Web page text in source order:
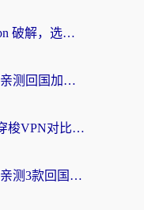
海外党避坑指南：告别pc vpn 破解，选对回国加速器轻松访问国内资源
穿梭和海龟哪个好？海外党亲测回国加速器，附电脑免费VPN推荐
Quickback VPN好用吗？和穿梭VPN对比哪个回国效果更好？海外党必看的真实测评与选择指南
穿梭和快喵好用吗？海外党亲测3款回国加速器，附日本回国VPN避坑指南